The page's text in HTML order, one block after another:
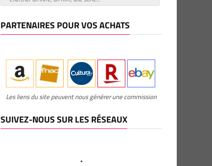
PARTENAIRES POUR VOS ACHATS
Les liens du site peuvent nous générer une commission
SUIVEZ-NOUS SUR LES RÉSEAUX